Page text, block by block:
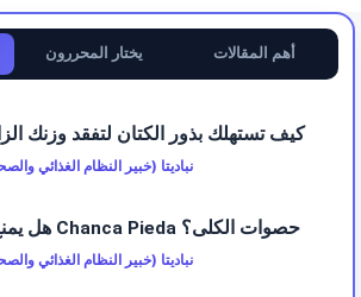
يختار المحررون أهم المقالات
كيف تستهلك بذور الكتان لتفقد وزنك
نباديتا (خبير النظام الغذائي
هل يمنع مكمل Chanca Pieda حصوات الكلى؟
نباديتا (خبير النظام الغذائي